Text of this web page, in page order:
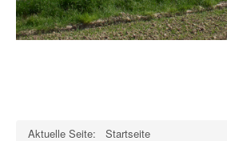
Impressum
Aktuelle Seite: Startseite